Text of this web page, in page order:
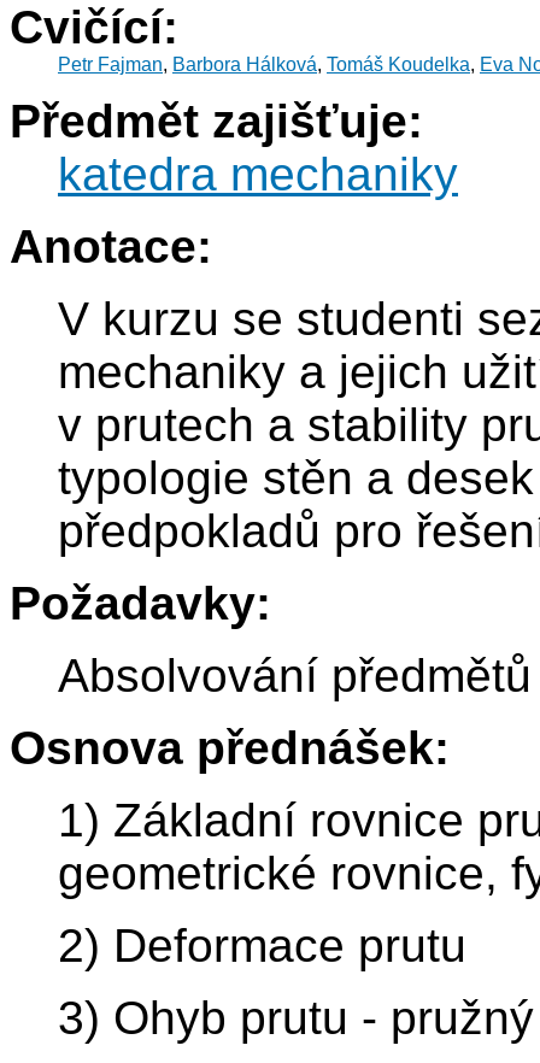
Cvičící:
Petr Fajman, Barbora Hálková, Tomáš Koudelka, Eva
Předmět zajišťuje:
katedra mechaniky
Anotace:
V kurzu se studenti
mechaniky a jejich
v prutech a stability
typologie stěn a
předpokladů pro
Požadavky:
Absolvování
Osnova přednášek:
1) Základní rovnice
geometrické rovnice,
2) Deformace prutu
3) Ohyb prutu -